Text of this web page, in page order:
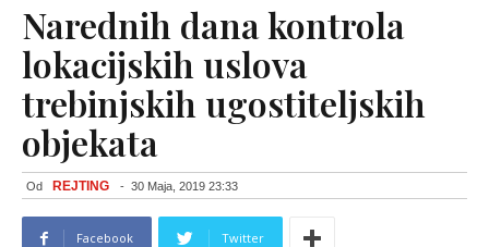
Narednih dana kontrola
lokacijskih uslova
trebinjskih ugostiteljskih
objekata
Od REJTING - 30 Maja, 2019 23:33
Facebook Twitter